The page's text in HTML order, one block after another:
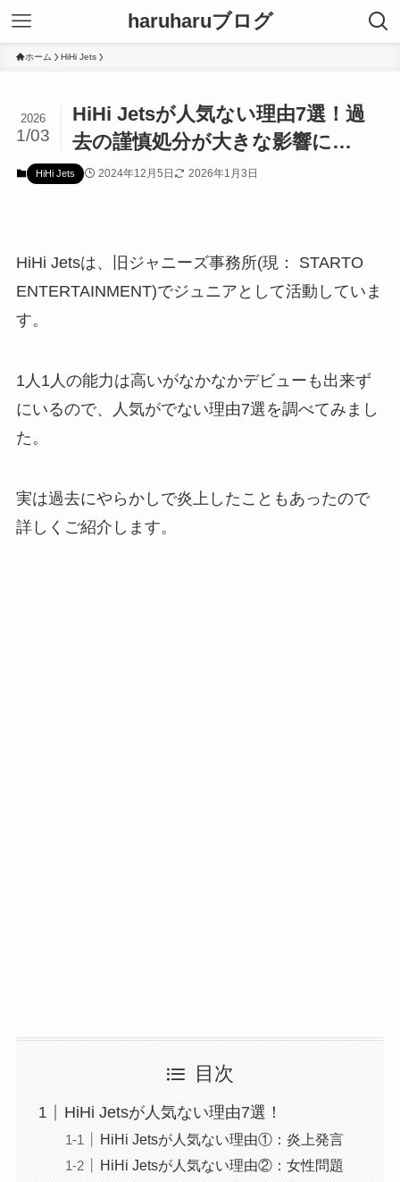
haruharuブログ
ホーム HiHi Jets
HiHi Jetsが人気ない理由7選！過
去の謹慎処分が大きな影響に…
2026
1/03
HiHi Jets 2024年12月5日 2026年1月3日
HiHi Jetsは、旧ジャニーズ事務所(現： STARTO
ENTERTAINMENT)でジュニアとして活動していま
す。
1人1人の能力は高いがなかなかデビューも出来ず
にいるので、人気がでない理由7選を調べてみまし
た。
実は過去にやらかしで炎上したこともあったので
詳しくご紹介します。
目次
HiHi Jetsが人気ない理由7選！
HiHi Jetsが人気ない理由①：炎上発言
HiHi Jetsが人気ない理由②：女性問題